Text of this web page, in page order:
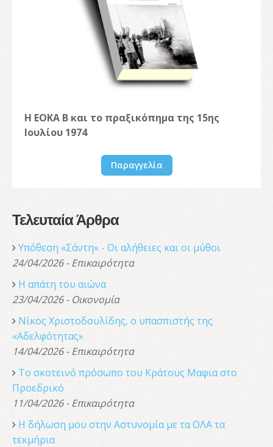
Η ΕΟΚΑ Β και το πραξικόπημα της 15ης
Ιουλίου 1974
Παραγγελία
Τελευταία Άρθρα
Υπόθεση «Σάντη» - Οι αλήθειες και οι μύθοι
24/04/2026 - Επικαιρότητα
Η απάτη του αιώνα
23/04/2026 - Οικονομία
Νίκος Χριστοδουλίδης, o υπασπιστής της
«Αδελφότητας»
14/04/2026 - Επικαιρότητα
Το σκοτεινό πρόσωπο του Κράτους Μαφια στο
Προεδρικό
11/04/2026 - Επικαιρότητα
Η δήλωση μου στην Αστυνομία με τα ΟΛΑ τα
τεκμήρια